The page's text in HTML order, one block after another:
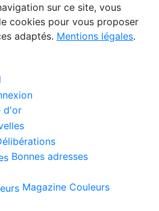
sur ce site, vous
cookies pour vous proposer
adaptés. Mentions légales.
d'or
Bonnes adresses
Magazine Couleurs